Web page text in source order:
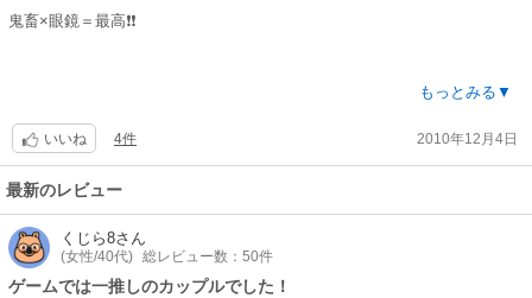
鬼畜×眼鏡＝最高❗❗
あんなに高飛車で見下されてた男を支配する?受けが流す涙も萌えました?
そんな鬼畜が告白?…囚われたら離れられません❗❗
調教的えっちぃ?だから、それが苦手な人は顔をしかめるかも知れません?
もっとみる▼
いいね 4件 2010年12月4日
最新のレビュー
くじら8さん
(女性/40代) 総レビュー数：50件
ゲームでは一推しのカップルでした！